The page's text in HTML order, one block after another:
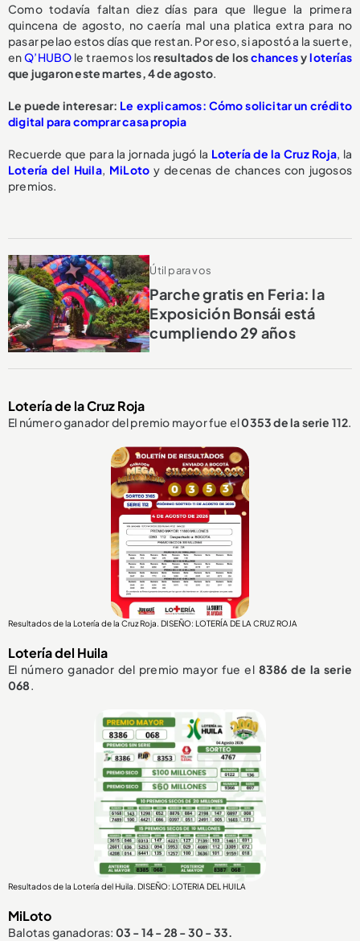
Como todavía faltan diez días para que llegue la primera
quincena de agosto, no caería mal una platica extra para no
pasar pelao estos días que restan. Por eso, si apostó a la suerte,
enQ’HUBO le traemos losresultados de loschancesyloterías
que jugaron este martes, 4 de agosto
Le puede interesar: Le explicamos: Cómo solicitar un crédito
digital para comprar casa propia
Recuerde que para la jornada jugó la Lotería de la Cruz Roja , la
Lotería del Huila, MiLoto y decenas de chances con jugosos
premios.
Útil para vos
Parche gratis en Feria: la
Exposición Bonsái está
cumpliendo 29 años
Lotería de la Cruz Roja
El número ganador del premio mayor fue el0353de la serie 112.
Resultados de la Lotería de la Cruz Roja. DISEÑO: LOTERÍA DE LA CRUZ ROJA
Lotería del Huila
El número ganador del premio mayor fue el 8386 de la serie
068.
Resultados de la Lotería del Huila. DISEÑO: LOTERIA DEL HUILA
MiLoto
Balotas ganadoras: 03 - 14 - 28 - 30 - 33.